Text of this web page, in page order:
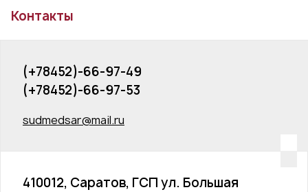
Контакты
(+78452)-66-97-49
(+78452)-66-97-53
sudmedsar@mail.ru
410012, Саратов, ГСП ул. Большая